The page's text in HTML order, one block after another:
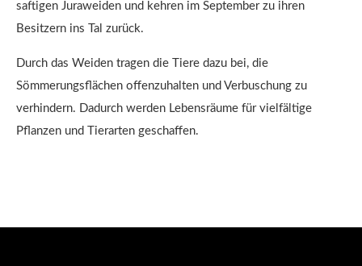
saftigen Juraweiden und kehren im September zu ihren
Besitzern ins Tal zurück.
Durch das Weiden tragen die Tiere dazu bei, die
Sömmerungsflächen offenzuhalten und Verbuschung zu
verhindern. Dadurch werden Lebensräume für vielfältige
Pflanzen und Tierarten geschaffen.